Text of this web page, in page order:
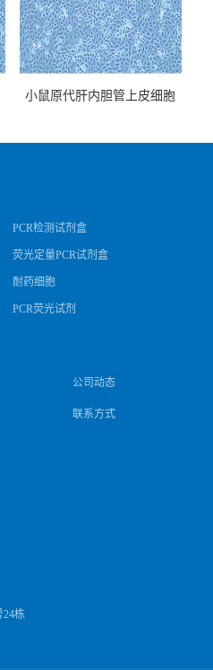
小鼠原代肝内胆管上皮细胞
PCR检测试剂盒
荧光定量PCR试剂盒
耐药细胞
PCR荧光试剂
公司动态
联系方式
24栋